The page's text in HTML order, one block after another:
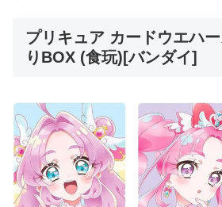
プリキュア カードウエハ
りBOX (食玩)[バンダイ]